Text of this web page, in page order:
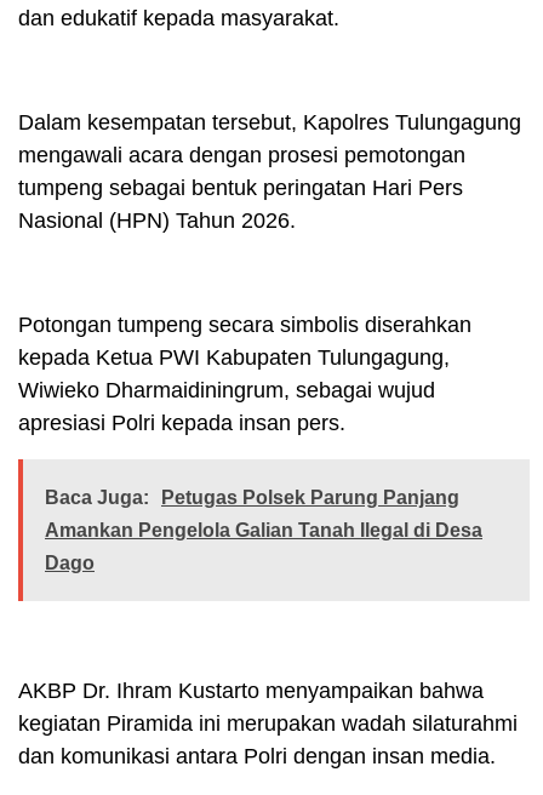
dan edukatif kepada masyarakat.
Dalam kesempatan tersebut, Kapolres Tulungagung
mengawali acara dengan prosesi pemotongan
tumpeng sebagai bentuk peringatan Hari Pers
Nasional (HPN) Tahun 2026.
Potongan tumpeng secara simbolis diserahkan
kepada Ketua PWI Kabupaten Tulungagung,
Wiwieko Dharmaidiningrum, sebagai wujud
apresiasi Polri kepada insan pers.
Baca Juga:
Petugas Polsek Parung Panjang
Amankan Pengelola Galian Tanah Ilegal di Desa
Dago
AKBP Dr. Ihram Kustarto menyampaikan bahwa
kegiatan Piramida ini merupakan wadah silaturahmi
dan komunikasi antara Polri dengan insan media.